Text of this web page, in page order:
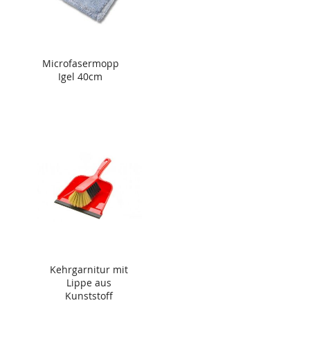
Microfasermopp
Igel 40cm
Kehrgarnitur mit
Lippe aus
Kunststoff